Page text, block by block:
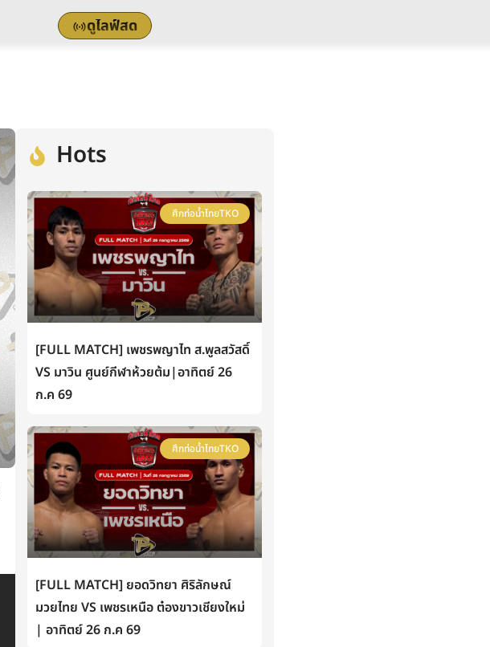
ดูไลฟ์สด
Hots
ศึกท่อน้ำไทยTKO
[FULL MATCH] เพชรพญาไท ส.พูลสวัสดิ์
VS มาวิน ศูนย์กีฬาห้วยต้ม|อาทิตย์ 26
ก.ค 69
ศึกท่อน้ำไทยTKO
[FULL MATCH] ยอดวิทยา ศิริลักษณ์
มวยไทย VS เพชรเหนือ ต๋องขาวเชียงใหม่
| อาทิตย์ 26 ก.ค 69